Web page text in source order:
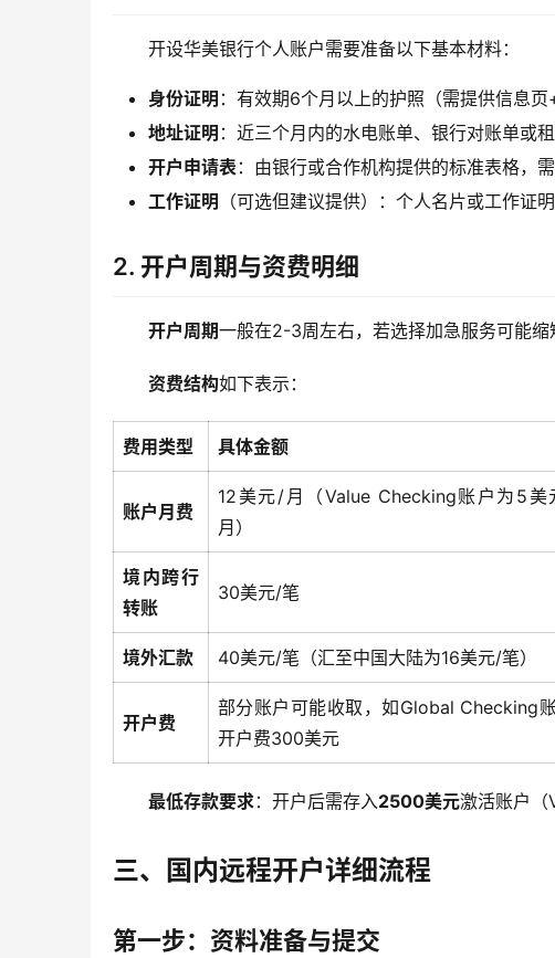
开设华美银行个人账户需要准备以下基本材料：
身份证明 ：有效期6个月以上的护照（需提供信息页
地址证明 ：近三个月内的水电账单、银行对账单或租
开户申请表 ：由银行或合作机构提供的标准表格，需
工作证明 （可选但建议提供）：个人名片或工作证
2. 开户周期与资费明细
开户周期一般在2-3周左右，若选择加急服务可能缩
资费结构如下表示：
费用类型 具体金额
账户月费
12美元/月（Value Checking账户为5美
月）
境内跨行
转账
30美元/笔
境外汇款 40美元/笔（汇至中国大陆为16美元/笔）
开户费
部分账户可能收取，如Global Checking
开户费300美元
最低存款要求：开户后需存入2500美元激活账户（
三、国内远程开户详细流程
第一步：资料准备与提交